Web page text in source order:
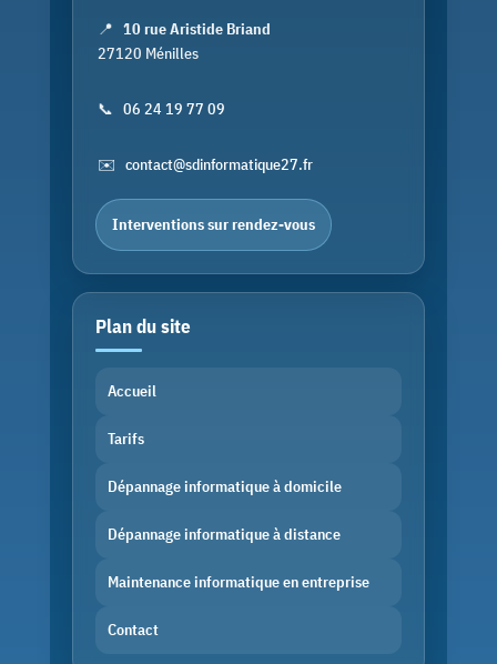
📍 10 rue Aristide Briand
27120 Ménilles
📞 06 24 19 77 09
✉️ contact@sdinformatique27.fr
Interventions sur rendez-vous
Plan du site
Accueil
Tarifs
Dépannage informatique à domicile
Dépannage informatique à distance
Maintenance informatique en entreprise
Contact